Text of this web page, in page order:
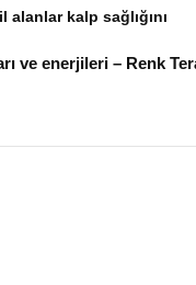
alanlar kalp sağlığını
ve enerjileri – Renk